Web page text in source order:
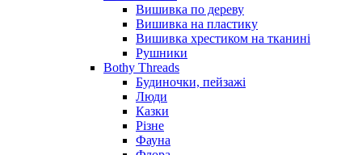
Вишивка по дереву
Вишивка на пластику
Вишивка хрестиком на тканині
Рушники
Bothy Threads
Будиночки, пейзажі
Люди
Казки
Різне
Фауна